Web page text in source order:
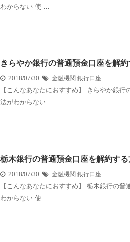
わからない 使 …
きらやか銀行の普通預金口座を解約
2018/07/30 金融機関 銀行口座
【こんなあなたにおすすめ】 きらやか銀
法がわからない …
栃木銀行の普通預金口座を解約する
2018/07/30 金融機関 銀行口座
【こんなあなたにおすすめ】 栃木銀行の
わからない 使 …